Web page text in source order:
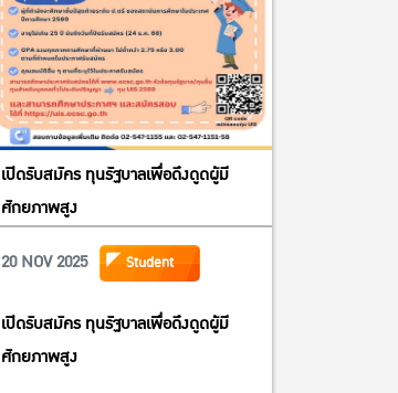
เปิดรับสมัคร ทุนรัฐบาลเพื่อดึงดูดผู้มี
ศักยภาพสูง
20 NOV 2025
Student
เปิดรับสมัคร ทุนรัฐบาลเพื่อดึงดูดผู้มี
ศักยภาพสูง